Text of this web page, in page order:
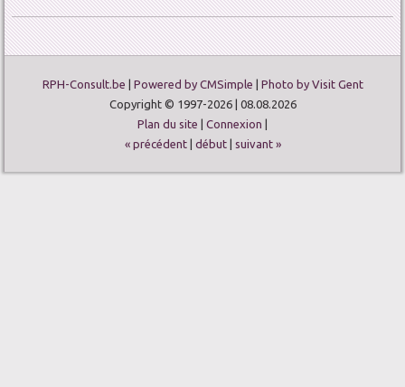
RPH-Consult.be | Powered by CMSimple | Photo by Visit Gent
Copyright © 1997-2026 | 08.08.2026
Plan du site | Connexion |
« précédent| début| suivant »